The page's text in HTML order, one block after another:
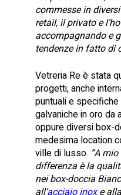
commesse in
retail, il privato e
accompagnando e
tendenze in fatto di
Vetreria Re è stata
progetti, anche
puntuali e
galvaniche in oro da
oppure diversi box-
medesima location
ville di lusso. “A
differenza è la
nei box-doccia
all’acciaio inoxe